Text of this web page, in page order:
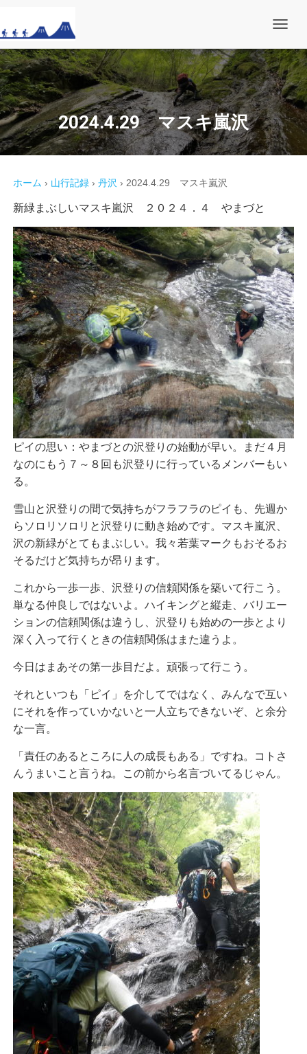
ゲ
ー
シ
ョ
ン
を
切
り
替
2024.4.29 マスキ嵐沢
ホーム › 山行記録 › 丹沢 › 2024.4.29 マスキ嵐沢
新緑まぶしいマスキ嵐沢 ２０２４．４ やまづと
ピイの思い：やまづとの沢登りの始動が早い。まだ４月
なのにもう７～８回も沢登りに行っているメンバーもい
る。
雪山と沢登りの間で気持ちがフラフラのピイも、先週か
らソロリソロリと沢登りに動き始めです。マスキ嵐沢、
沢の新緑がとてもまぶしい。我々若葉マークもおそるお
そるだけど気持ちが昂ります。
これから一歩一歩、沢登りの信頼関係を築いて行こう。
単なる仲良しではないよ。ハイキングと縦走、バリエー
ションの信頼関係は違うし、沢登りも始めの一歩とより
深く入って行くときの信頼関係はまた違うよ。
今日はまあその第一歩目だよ。頑張って行こう。
それといつも「ピイ」を介してではなく、みんなで互い
にそれを作っていかないと一人立ちできないぞ、と余分
な一言。
「責任のあるところに人の成長もある」ですね。コトさ
んうまいこと言うね。この前から名言づいてるじゃん。